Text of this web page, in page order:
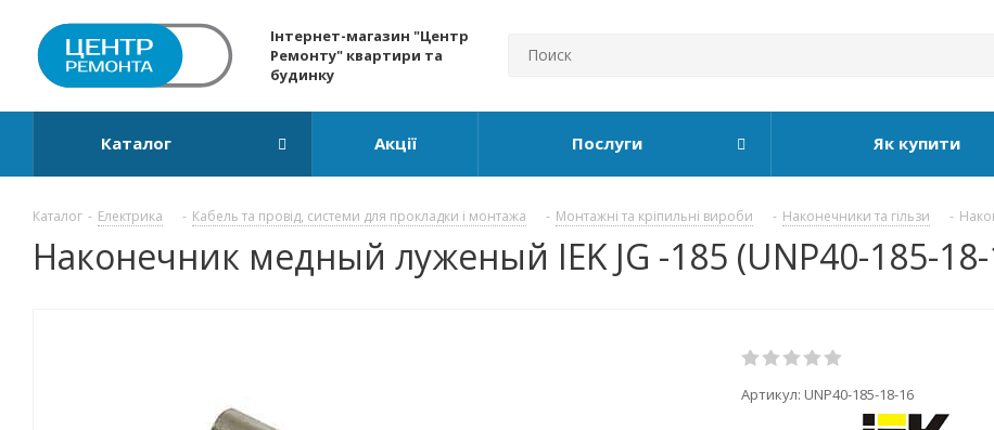
Інтернет-магазин "Центр
Ремонту" квартири та
будинку
Каталог Акції Послуги Як купити
Каталог - Електрика - Кабель та провід, системи для прокладки і монтажа - Монтажні та кріпильні вироби - Наконечники та гільзи -
Наконечник медный луженый IEK JG -185 (UNP40-185-
Артикул: UNP40-185-18-16